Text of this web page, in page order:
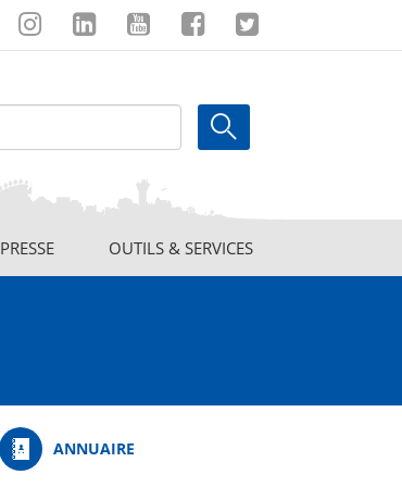
InstagramLinkedinYoutubeFacebookTwitter
PRESSE OUTILS & SERVICES
ANNUAIRE